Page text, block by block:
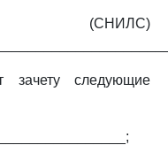
(СНИЛС)
зачету следующие